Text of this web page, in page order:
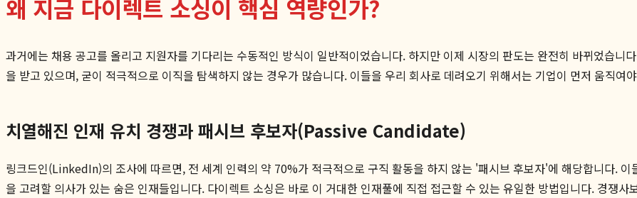
왜 지금 다이렉트 소싱이 핵심 역량인가?
과거에는 채용 공고를 올리고 지원자를 기다리는 수동적인 방식이 일반적이었습니다. 하지만 이제 시장의 판도는 완전히 바뀌었습니
을 받고 있으며, 굳이 적극적으로 이직을 탐색하지 않는 경우가 많습니다. 이들을 우리 회사로 데려오기 위해서는 기업이 먼저 움직여
치열해진 인재 유치 경쟁과 패시브 후보자(Passive Candidate)
링크드인(LinkedIn)의 조사에 따르면, 전 세계 인력의 약 70%가 적극적으로 구직 활동을 하지 않는 '패시브 후보자'에 해당합니다.
을 고려할 의사가 있는 숨은 인재들입니다. 다이렉트 소싱은 바로 이 거대한 인재풀에 직접 접근할 수 있는 유일한 방법입니다. 경쟁